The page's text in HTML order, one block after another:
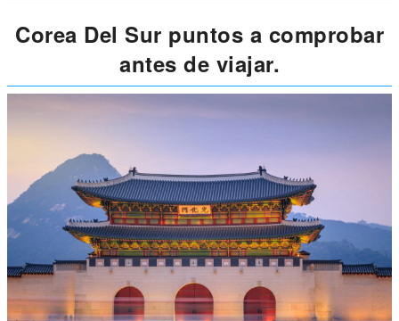
Corea Del Sur puntos a comprobar
antes de viajar.